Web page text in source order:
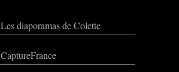
Les diaporamas de Colette
CaptureFrance